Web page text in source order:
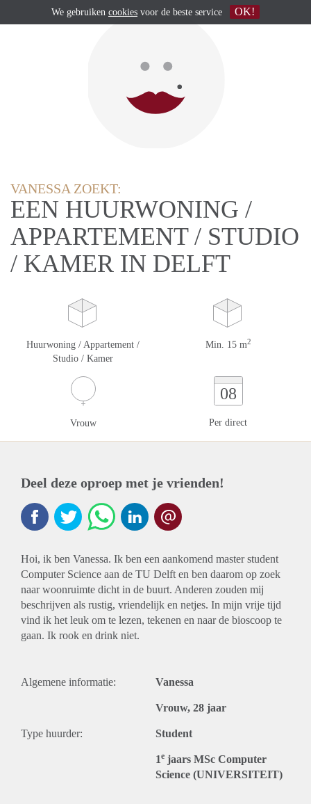
VANESSA ZOEKT:
EEN HUURWONING /
APPARTEMENT / STUDIO
/ KAMER IN DELFT
Huurwoning / Appartement /
Studio / Kamer
Min. 15 m2
Vrouw
08
Per direct
Deel deze oproep met je vrienden!
Hoi, ik ben Vanessa. Ik ben een aankomend master student
Computer Science aan de TU Delft en ben daarom op zoek
naar woonruimte dicht in de buurt. Anderen zouden mij
beschrijven als rustig, vriendelijk en netjes. In mijn vrije tijd
vind ik het leuk om te lezen, tekenen en naar de bioscoop te
gaan. Ik rook en drink niet.
Algemene informatie: Vanessa
Vrouw, 28 jaar
Type huurder: Student
1e jaars MSc Computer
Science (UNIVERSITEIT)
We gebruiken cookies voor de beste service OK!